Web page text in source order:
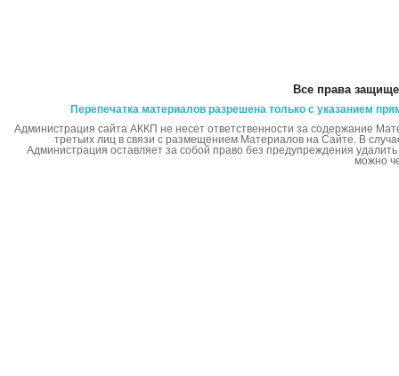
Все права
Перепечатка материалов разрешена только с указанием
Администрация сайта АККП не несет ответственности за содержание
третьих лиц в связи с размещением Материалов на Сайте. В
Администрация оставляет за собой право без предупреждения
можно